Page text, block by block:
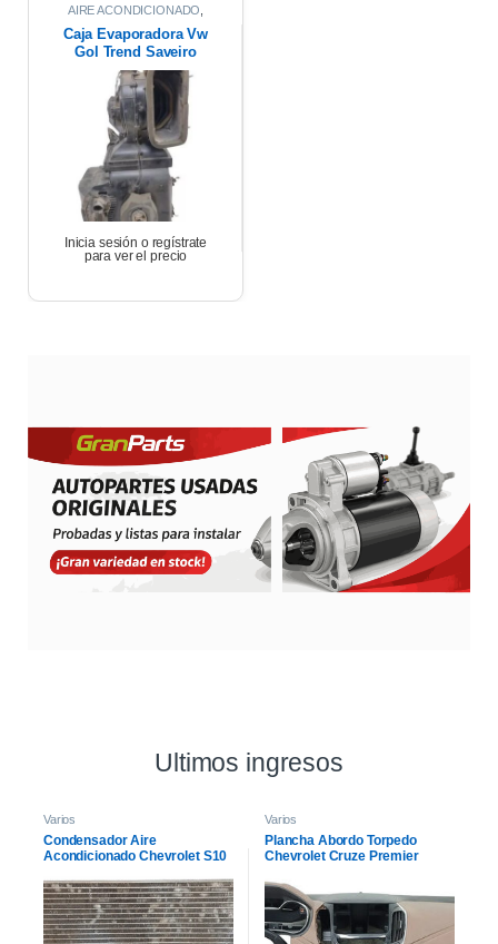
AIRE ACONDICIONADO
Caja Evaporadora Vw
Gol Trend Saveiro
Voyage 1.6 2012
Inicia sesión o regístrate
para ver el precio
Ultimos ingresos
Varios
Condensador Aire
Acondicionado Chevrolet S10
Varios
Plancha Abordo Torpedo
Chevrolet Cruze Premier